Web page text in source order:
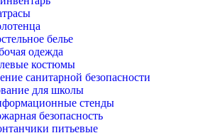
белье
одежда
костюмы
санитарной безопасности
для школы
стенды
безопасность
питьевые